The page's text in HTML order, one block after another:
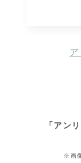
「アン
※画